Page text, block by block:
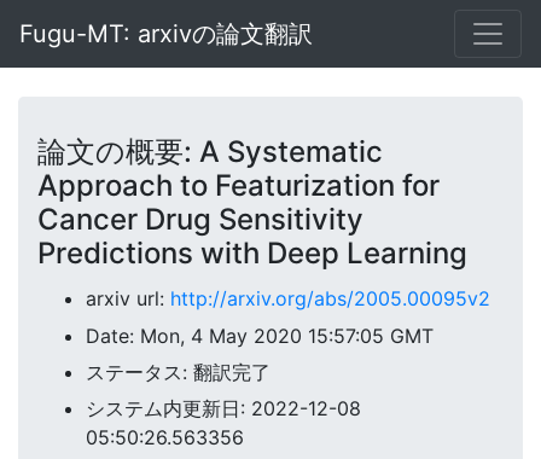
Fugu-MT: arxivの論文翻訳
論文の概要: A Systematic
Approach to Featurization for
Cancer Drug Sensitivity
Predictions with Deep Learning
arxiv url: http://arxiv.org/abs/2005.00095v2
Date: Mon, 4 May 2020 15:57:05 GMT
ステータス: 翻訳完了
システム内更新日: 2022-12-08
05:50:26.563356